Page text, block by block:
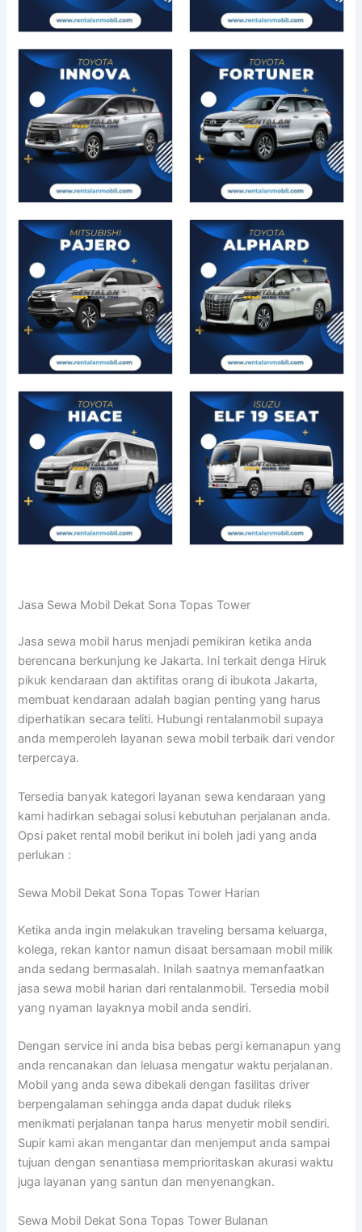
Jasa Sewa Mobil Dekat Sona Topas Tower
Jasa sewa mobil harus menjadi pemikiran ketika anda
berencana berkunjung ke Jakarta. Ini terkait denga Hiruk
pikuk kendaraan dan aktifitas orang di ibukota Jakarta,
membuat kendaraan adalah bagian penting yang harus
diperhatikan secara teliti. Hubungi rentalanmobil supaya
anda memperoleh layanan sewa mobil terbaik dari vendor
terpercaya.
Tersedia banyak kategori layanan sewa kendaraan yang
kami hadirkan sebagai solusi kebutuhan perjalanan anda.
Opsi paket rental mobil berikut ini boleh jadi yang anda
perlukan :
Sewa Mobil Dekat Sona Topas Tower Harian
Ketika anda ingin melakukan traveling bersama keluarga,
kolega, rekan kantor namun disaat bersamaan mobil milik
anda sedang bermasalah. Inilah saatnya memanfaatkan
jasa sewa mobil harian dari rentalanmobil. Tersedia mobil
yang nyaman layaknya mobil anda sendiri.
Dengan service ini anda bisa bebas pergi kemanapun yang
anda rencanakan dan leluasa mengatur waktu perjalanan.
Mobil yang anda sewa dibekali dengan fasilitas driver
berpengalaman sehingga anda dapat duduk rileks
menikmati perjalanan tanpa harus menyetir mobil sendiri.
Supir kami akan mengantar dan menjemput anda sampai
tujuan dengan senantiasa memprioritaskan akurasi waktu
juga layanan yang santun dan menyenangkan.
Sewa Mobil Dekat Sona Topas Tower Bulanan